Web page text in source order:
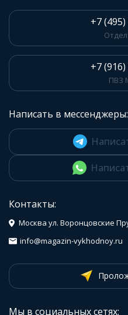
+7
+7
ПВЗ
Написать в мессенджеры:
Контакты:
Москва ул. Воронцовские
info@magazin-vykhodnoy.ru
Мы в социальных сетях: